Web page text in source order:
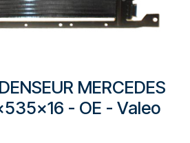
MERCEDES
- OE - Valeo